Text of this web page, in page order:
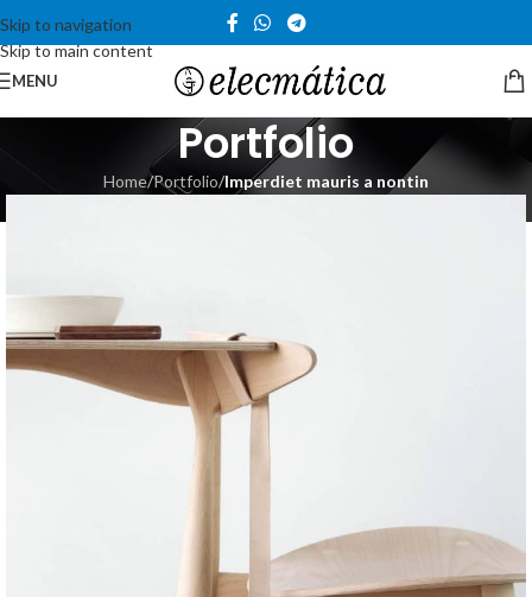
Skip to navigation
Skip to main content
MENU
Portfolio
Home/Portfolio/Imperdiet mauris a nontin